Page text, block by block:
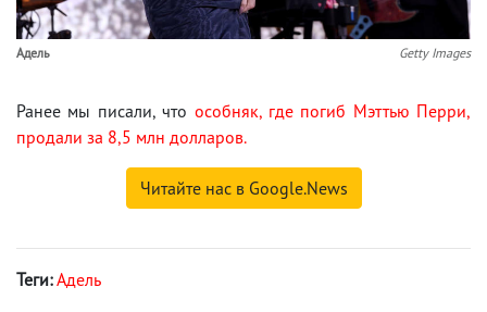
Адель Getty Images
Ранее мы писали, что особняк, где погиб Мэттью Перри,
продали за 8,5 млн долларов.
Читайте нас в Google.News
Теги:Адель